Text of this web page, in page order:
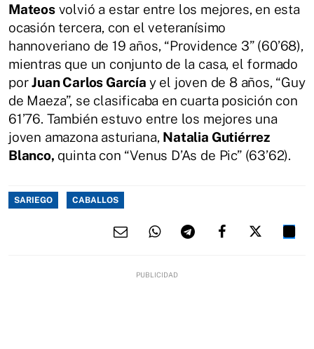
Mateosvolvió a estar entre los mejores, en esta
ocasión tercera, con el veteranísimo
hannoveriano de 19 años, “Providence 3” (60’68),
mientras que un conjunto de la casa, el formado
porJuan Carlos García y el joven de 8 años, “Guy
de Maeza”, se clasificaba en cuarta posición con
61’76. También estuvo entre los mejores una
joven amazona asturiana, Natalia Gutiérrez
Blanco, quinta con “Venus D’As de Pic” (63’62).
SARIEGO CABALLOS